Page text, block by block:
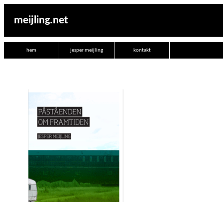
meijling.net
hem jesper meijling kontakt